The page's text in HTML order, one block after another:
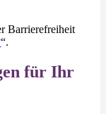
Barrierefreiheit
“.
für Ihr